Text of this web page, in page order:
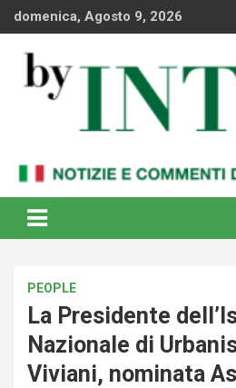
Skipdomenica, Agosto 9, 2026
By Internews
internazionale
PEOPLE
La Presidente
Nazionale di
Viviani, nominata